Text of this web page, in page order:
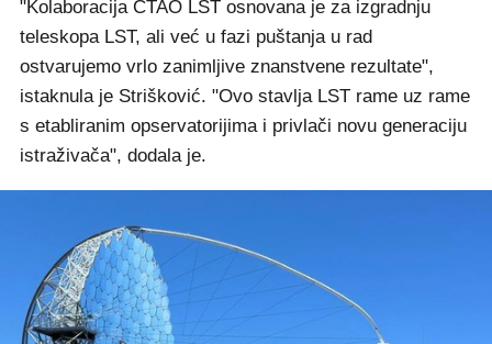
"Kolaboracija CTAO LST osnovana je za izgradnju
teleskopa LST, ali već u fazi puštanja u rad
ostvarujemo vrlo zanimljive znanstvene rezultate",
istaknula je Strišković. "Ovo stavlja LST rame uz rame
s etabliranim opservatorijima i privlači novu generaciju
istraživača", dodala je.